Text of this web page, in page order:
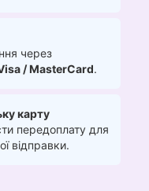
через
/ MasterCard.
карту
передоплату для
відправки.